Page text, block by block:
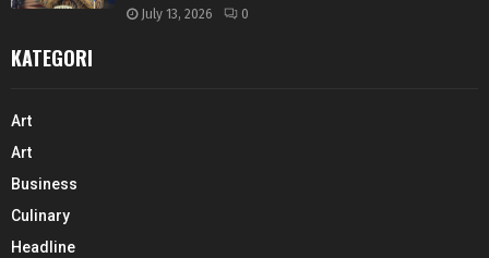
July 13, 2026 0
KATEGORI
Art
Art
Business
Culinary
Headline